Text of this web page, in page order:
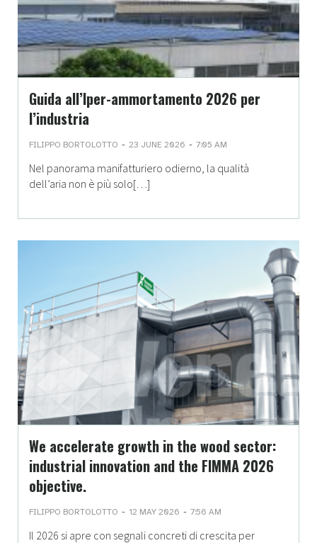
Guida all’Iper-ammortamento 2026 per
l’industria
FILIPPO BORTOLOTTO - 23 JUNE 2026 - 7:05 AM
Nel panorama manifatturiero odierno, la qualità
dell’aria non è più solo[…]
We accelerate growth in the wood sector:
industrial innovation and the FIMMA 2026
objective.
FILIPPO BORTOLOTTO - 12 MAY 2026 - 7:56 AM
Il 2026 si apre con segnali concreti di crescita per